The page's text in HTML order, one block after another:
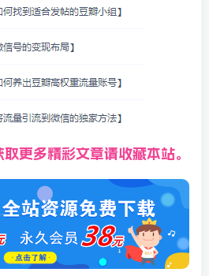
更多精彩文章请收藏本站。